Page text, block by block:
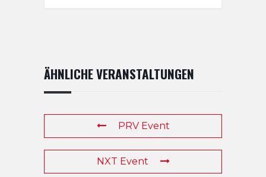
ÄHNLICHE VERANSTALTUNGEN
PRV Event
NXT Event